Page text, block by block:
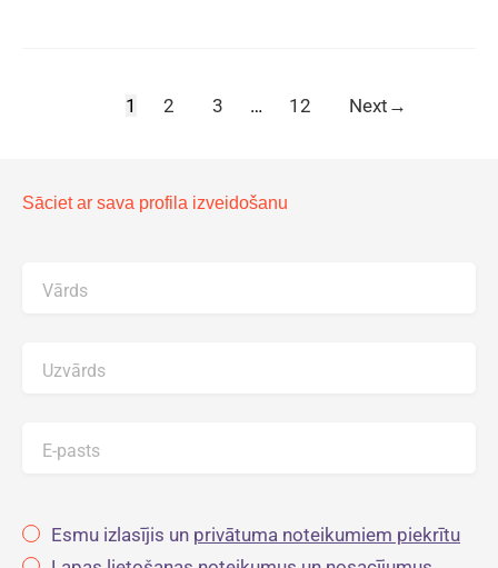
1 2 3 … 12 Next →
Sāciet ar sava profila izveidošanu
Vārds
Uzvārds
E-pasts
Esmu izlasījis un privātuma noteikumiem piekrītu